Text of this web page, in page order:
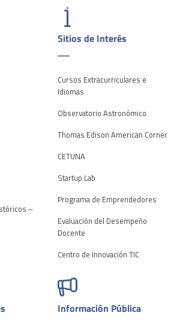
–
Sitios de Interés
Cursos Extracurriculares e
Idiomas
Observatorio Astronómico
Thomas Edison American Corner
CETUNA
Startup Lab
Programa de Emprendedores
Evaluación del Desempeño
Docente
Centro de Innovación TIC
Información Pública